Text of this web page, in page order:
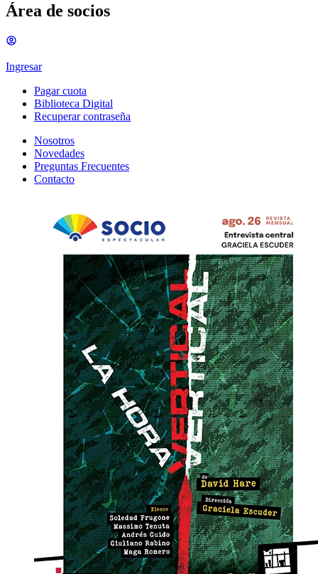
Área de socios
Ingresar
Pagar cuota
Biblioteca Digital
Recuperar contraseña
Nosotros
Novedades
Preguntas Frecuentes
Contacto